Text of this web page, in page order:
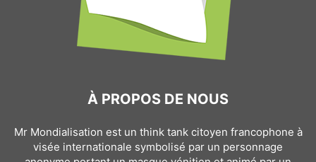
À PROPOS DE NOUS
Mr Mondialisation est un think tank citoyen francophone à
visée internationale symbolisé par un personnage